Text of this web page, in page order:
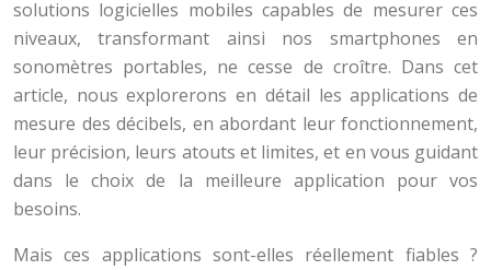
solutions logicielles mobiles capables de mesurer ces
niveaux, transformant ainsi nos smartphones en
sonomètres portables, ne cesse de croître. Dans cet
article, nous explorerons en détail les applications de
mesure des décibels, en abordant leur fonctionnement,
leur précision, leurs atouts et limites, et en vous guidant
dans le choix de la meilleure application pour vos
besoins.
Mais ces applications sont-elles réellement fiables ?